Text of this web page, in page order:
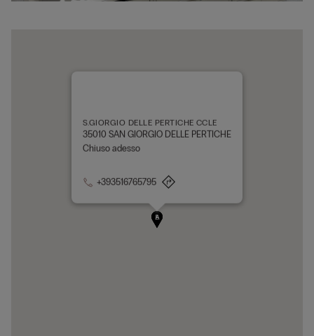
A
B
S.GIORGIO DELLE PERTICHE CCLE
35010 SAN GIORGIO DELLE PERTICHE
Chiuso adesso
+393516765795